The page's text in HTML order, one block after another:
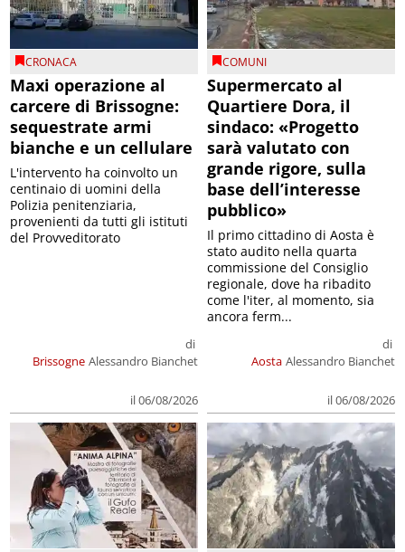
CRONACA
Maxi operazione al
carcere di Brissogne:
sequestrate armi
bianche e un cellulare
Brissogne
di
Alessandro Bianchet
il 06/08/2026
L'intervento ha coinvolto un
centinaio di uomini della
Polizia penitenziaria,
provenienti da tutti gli istituti
del Provveditorato
COMUNI
Supermercato al
Quartiere Dora, il
sindaco: «Progetto
sarà valutato con
grande rigore, sulla
base dell’interesse
pubblico»
Aosta
di
Alessandro Bianchet
il 06/08/2026
Il primo cittadino di Aosta è
stato audito nella quarta
commissione del Consiglio
regionale, dove ha ribadito
come l'iter, al momento, sia
ancora ferm...